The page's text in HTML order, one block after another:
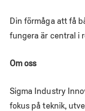
Din förmåga att få
fungera är central i
Om oss
Sigma Industry
fokus på teknik,